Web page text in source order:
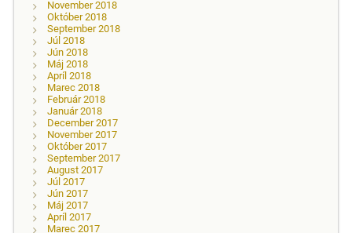
November 2018
Október 2018
September 2018
Júl 2018
Jún 2018
Máj 2018
Apríl 2018
Marec 2018
Február 2018
Január 2018
December 2017
November 2017
Október 2017
September 2017
August 2017
Júl 2017
Jún 2017
Máj 2017
Apríl 2017
Marec 2017